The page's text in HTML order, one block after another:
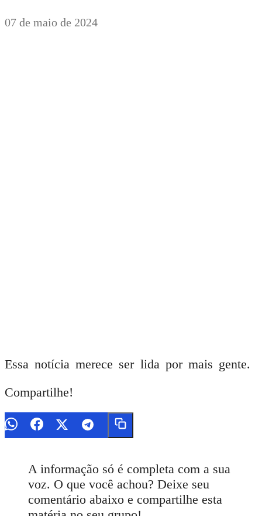
07 de maio de 2024
Essa notícia merece ser lida por mais gente.
Compartilhe!
A informação só é completa com a sua
voz. O que você achou? Deixe seu
comentário abaixo e compartilhe esta